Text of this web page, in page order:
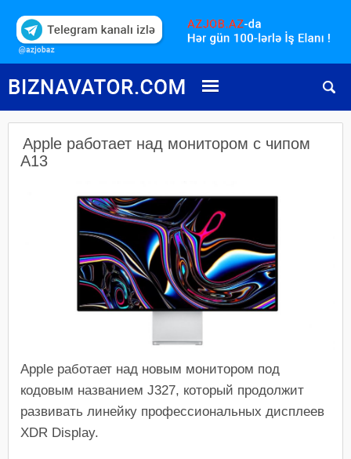
Apple работает над монитором с чипом
A13
Apple работает над новым монитором под
кодовым названием J327, который продолжит
развивать линейку профессиональных дисплеев
XDR Display.